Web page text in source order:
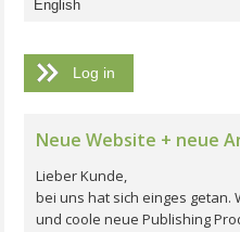
Neue Website + neue
Lieber Kunde,
bei uns hat sich einges getan.
und coole neue Publishing